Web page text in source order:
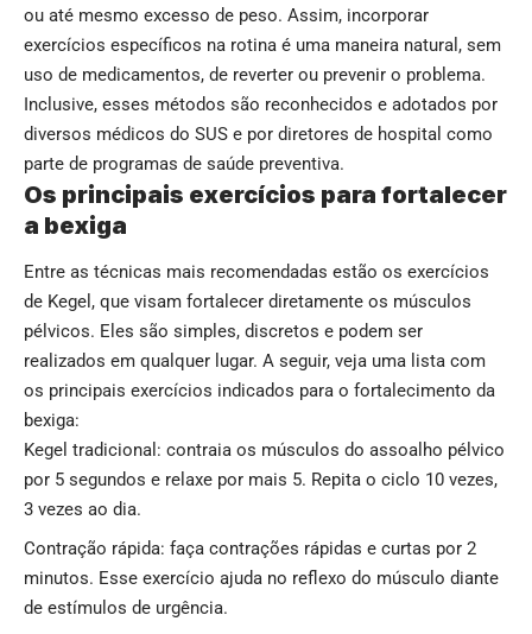
ou até mesmo excesso de peso. Assim, incorporar
exercícios específicos na rotina é uma maneira natural, sem
uso de medicamentos, de reverter ou prevenir o problema.
Inclusive, esses métodos são reconhecidos e adotados por
diversos médicos do SUS e por diretores de hospital como
parte de programas de saúde preventiva.
Os principais exercícios para fortalecer
a bexiga
Entre as técnicas mais recomendadas estão os exercícios
de Kegel, que visam fortalecer diretamente os músculos
pélvicos. Eles são simples, discretos e podem ser
realizados em qualquer lugar. A seguir, veja uma lista com
os principais exercícios indicados para o fortalecimento da
bexiga:
Kegel tradicional: contraia os músculos do assoalho pélvico
por 5 segundos e relaxe por mais 5. Repita o ciclo 10 vezes,
3 vezes ao dia.
Contração rápida: faça contrações rápidas e curtas por 2
minutos. Esse exercício ajuda no reflexo do músculo diante
de estímulos de urgência.